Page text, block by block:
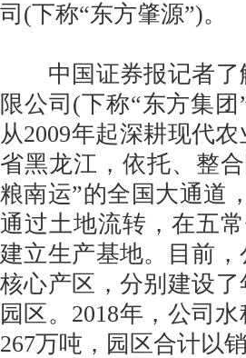
司(下称“东方肇源”)。
中国证券报记者了
限公司(下称“东方集
从2009年起深耕现代
省黑龙江，依托、整
粮南运”的全国大通道
通过土地流转，在五
建立生产基地。目前
核心产区，分别建设
园区。2018年，公司
267万吨，园区合计以